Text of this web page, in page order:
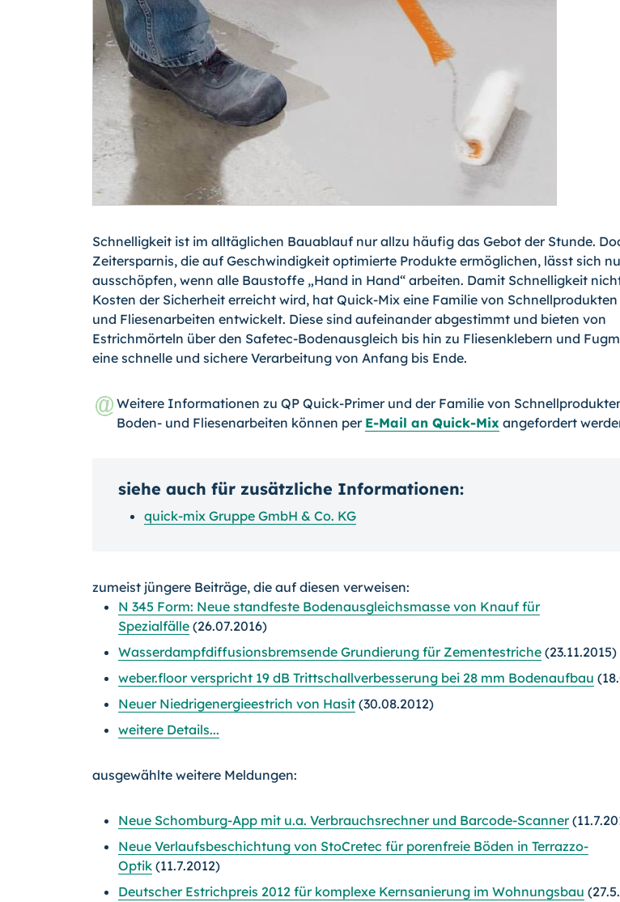
Schnelligkeit ist im alltäglichen Bauablauf nur allzu häufig das Gebot der Stunde.
Zeitersparnis, die auf Geschwindigkeit optimierte Produkte ermöglichen, lässt sich
ausschöpfen, wenn alle Baustoffe „Hand in Hand“ arbeiten. Damit Schnelligkeit
Kosten der Sicherheit erreicht wird, hat Quick-Mix eine Familie von
und Fliesenarbeiten entwickelt. Diese sind aufeinander abge­stimmt und bieten von
Estrichmörteln über den Safetec-Bodenausgleich bis hin zu Fliesenklebern und
eine schnelle und sichere Verarbeitung von Anfang bis Ende.
Weitere Informationen zu QP Quick-Primer und der Familie von
Boden- und Fliesenarbeiten können per E-Mail an Quick-Mix angefordert
siehe auch für zusätzliche Informationen:
quick-mix Gruppe GmbH & Co. KG
zumeist jüngere Beiträge, die auf diesen verweisen:
N 345 Form: Neue standfeste Bodenausgleichsmasse von Knauf für
Spezialfälle (26.07.2016)
Wasserdampfdiffusionsbremsende Grundierung für Zementestriche (23.11.2015)
weber.floor verspricht 19 dB Trittschallverbesserung bei 28 mm Bodenaufbau
Neuer Niedrigenergieestrich von Hasit (30.08.2012)
weitere Details...
ausgewählte weitere Meldungen:
Neue Schomburg-App mit u.a. Verbrauchsrechner und Barcode-Scanner
Neue Verlaufsbeschichtung von StoCretec für porenfreie Böden in Terrazzo-
Optik (11.7.2012)
Deutscher Estrichpreis 2012 für komplexe Kernsanierung im Wohnungsbau